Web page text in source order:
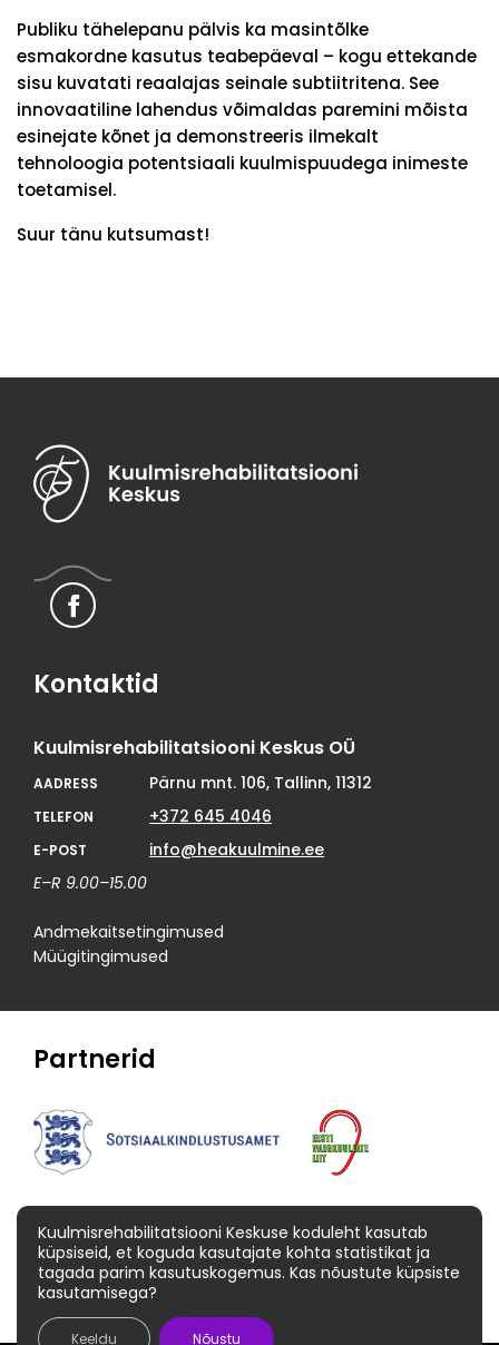
Publiku tähelepanu pälvis ka masintõlke
esmakordne kasutus teabepäeval – kogu ettekande
sisu kuvatati reaalajas seinale subtiitritena. See
innovaatiline lahendus võimaldas paremini mõista
esinejate kõnet ja demonstreeris ilmekalt
tehnoloogia potentsiaali kuulmispuudega inimeste
toetamisel.
Suur tänu kutsumast!
Kontaktid
Kuulmisrehabilitatsiooni Keskus OÜ
AADRESS Pärnu mnt. 106, Tallinn, 11312
TELEFON +372 645 4046
E-POST
info@heakuulmine.ee
E–R 9.00–15.00
Andmekaitsetingimused
Müügitingimused
Partnerid
Kuulmisrehabilitatsiooni Keskuse koduleht kasutab
küpsiseid, et koguda kasutajate kohta statistikat ja
tagada parim kasutuskogemus. Kas nõustute küpsiste
kasutamisega?
Nõustu
Keeldu